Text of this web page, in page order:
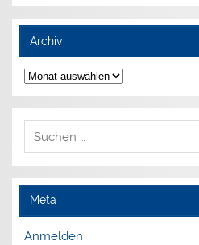
Archiv
Archiv
Meta
Anmelden